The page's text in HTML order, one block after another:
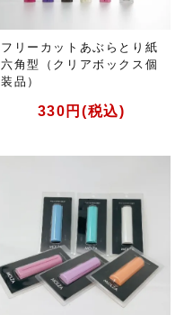
フリーカットあぶらとり紙
六角型（クリアボックス個
装品）
330円(税込)